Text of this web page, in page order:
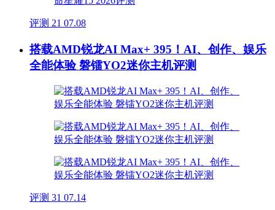
评测 21 07.08
搭载AMD锐龙AI Max+ 395！AI、创作、娱乐
全能体验 磐镭YO2迷你主机评测
评测 31 07.14